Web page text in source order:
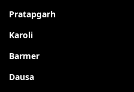
Pratapgarh
Karoli
Barmer
Dausa